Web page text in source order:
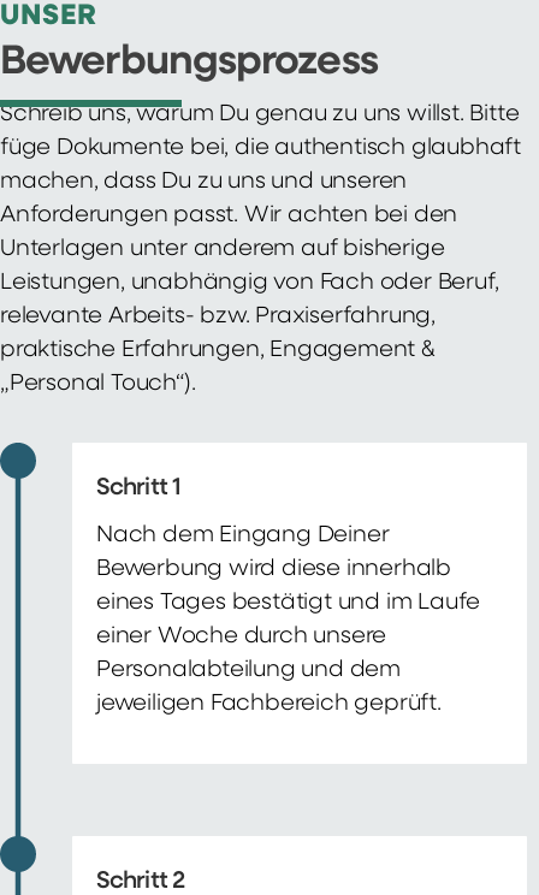
UNSER
Bewerbungsprozess
Schreib uns, warum Du genau zu uns willst. Bitte
füge Dokumente bei, die authentisch glaubhaft
machen, dass Du zu uns und unseren
Anforderungen passt. Wir achten bei den
Unterlagen unter anderem auf bisherige
Leistungen, unabhängig von Fach oder Beruf,
relevante Arbeits- bzw. Praxiserfahrung,
praktische Erfahrungen, Engagement &
„Personal Touch“).
Schritt 1
Nach dem Eingang Deiner
Bewerbung wird diese innerhalb
eines Tages bestätigt und im Laufe
einer Woche durch unsere
Personalabteilung und dem
jeweiligen Fachbereich geprüft.
Schritt 2